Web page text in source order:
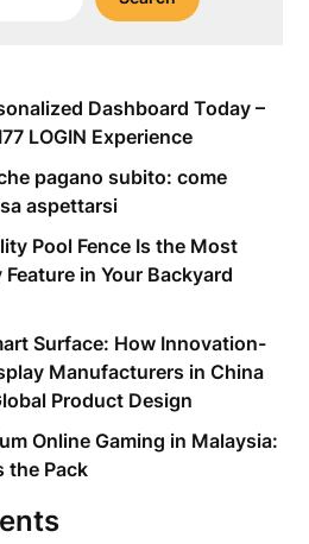
Dashboard Today –
LOGIN Experience
pagano subito: come
aspettarsi
Pool Fence Is the Most
in Your Backyard
Surface: How Innovation-
Manufacturers in China
Product Design
Online Gaming in Malaysia:
the Pack